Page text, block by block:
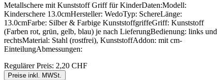
Metallschere mit Kunststoff Griff für KinderDaten:Modell:
Kinderschere 13.0cmHersteller: WedoTyp: SchereLänge:
13.0cmFarbe: Silber & Farbige KunststoffgriffeGriff: Kunststoff
(Farben rot, grün, gelb, blau) je nach LieferungBedienung: links und
rechtsMaterial: Stahl (rostfrei), KunststoffAddon: mit cm-
EinteilungAbmessungen:
Regulärer Preis: 2,20 CHF
Preise inkl. MWSt.